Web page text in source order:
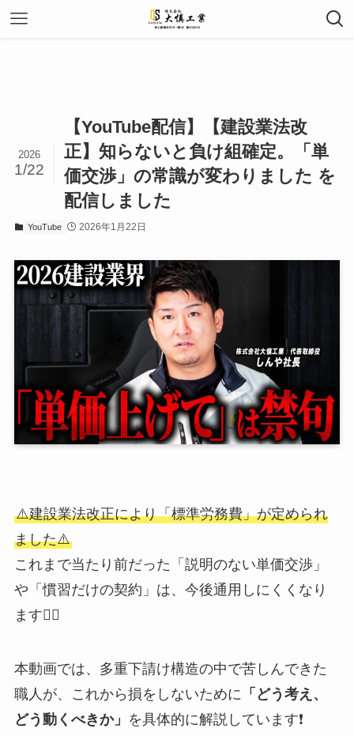
【YouTube配信】【建設業法改
正】知らないと負け組確定。「単
価交渉」の常識が変わりました を
配信しました
2026
1/22
YouTube 2026年1月22日
⚠️建設業法改正により「標準労務費」が定められ
ました⚠️
これまで当たり前だった「説明のない単価交渉」
や「慣習だけの契約」は、今後通用しにくくなり
ます🙅‍♀️
本動画では、多重下請け構造の中で苦しんできた
職人が、これから損をしないために 「どう考え、
どう動くべきか」 を具体的に解説しています❗